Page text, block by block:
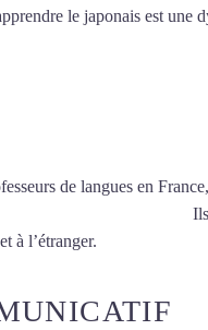
le japonais est
de langues en
à l’étranger.